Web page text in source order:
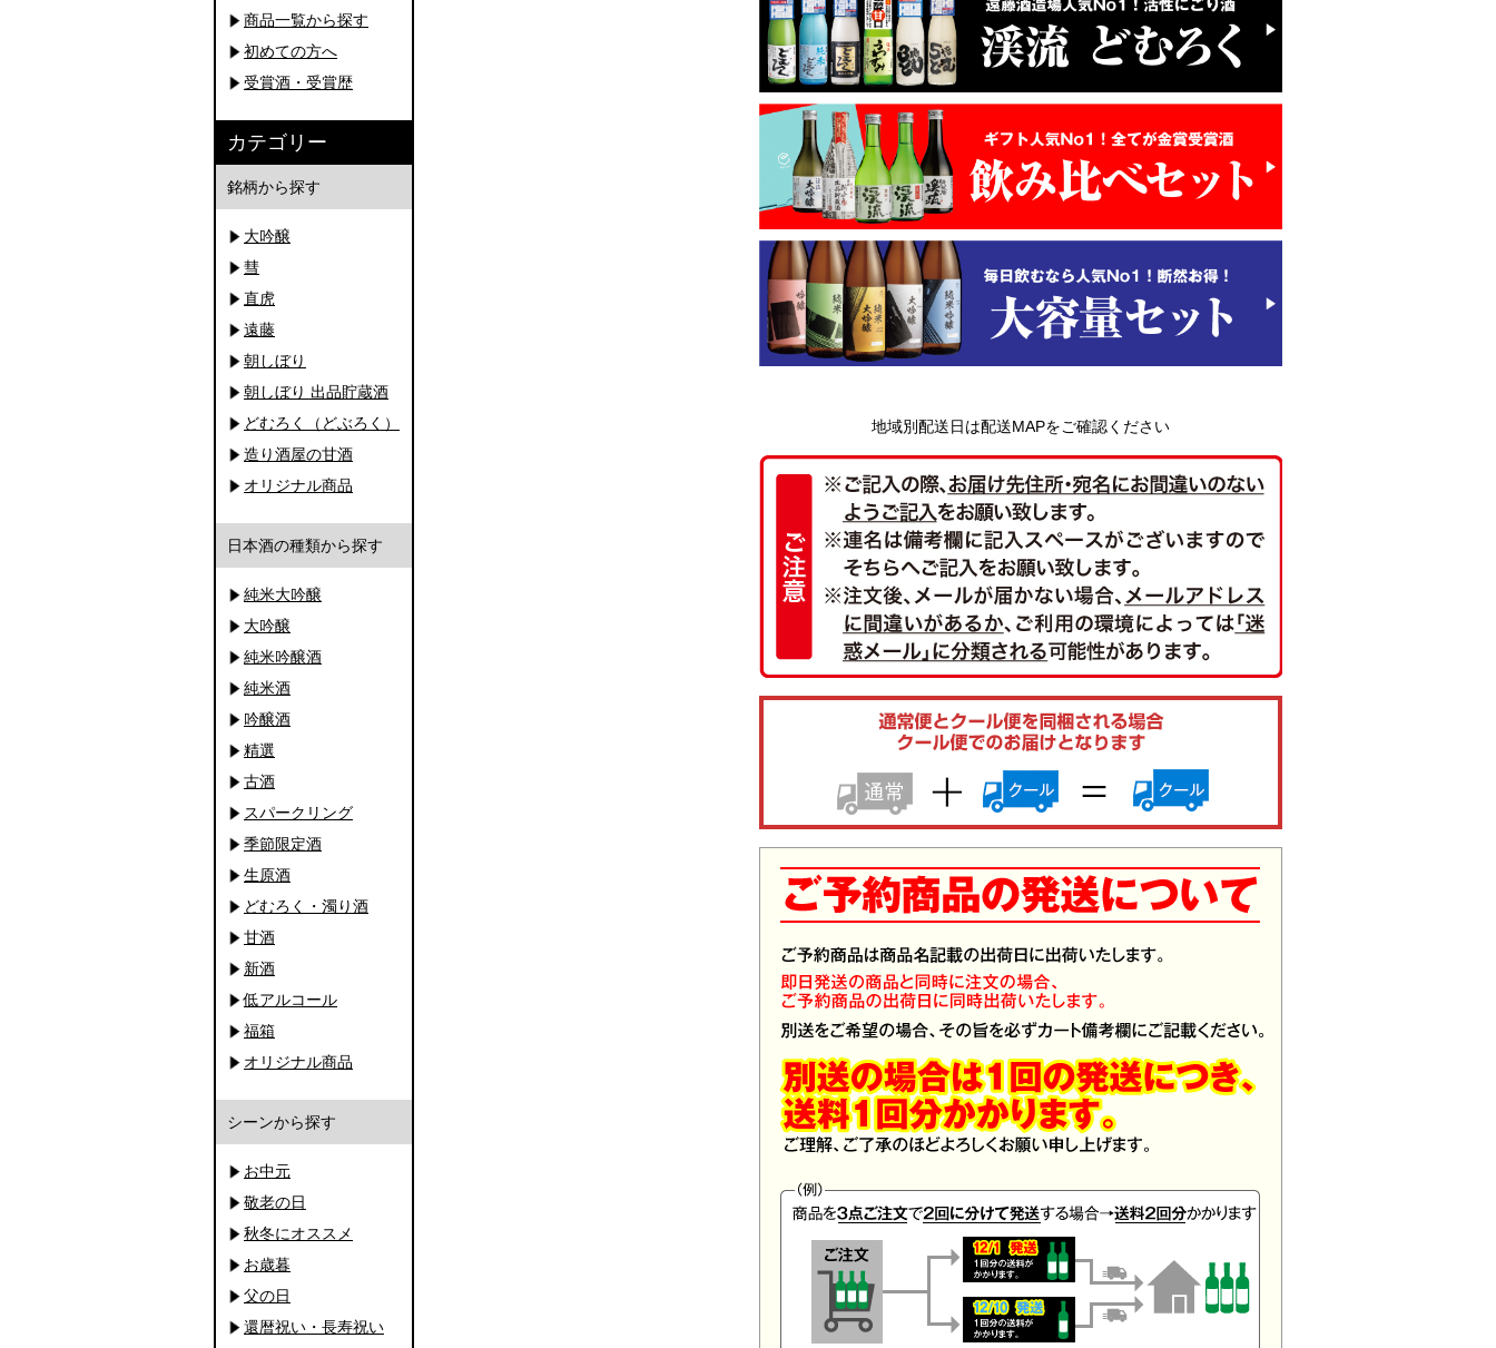
商品一覧から探す
初めての方へ
受賞酒・受賞歴
カテゴリー
銘柄から探す
大吟醸
彗
直虎
遠藤
朝しぼり
朝しぼり 出品貯蔵酒
どむろく（どぶろく）
造り酒屋の甘酒
オリジナル商品
日本酒の種類から探す
純米大吟醸
大吟醸
純米吟醸酒
純米酒
吟醸酒
精選
古酒
スパークリング
季節限定酒
生原酒
どむろく・濁り酒
甘酒
新酒
低アルコール
福箱
オリジナル商品
シーンから探す
お中元
敬老の日
秋冬にオススメ
お歳暮
父の日
還暦祝い・長寿祝い
地域別配送日は配送MAPをご確認ください